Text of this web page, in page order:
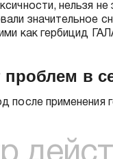
нельзя
значительное
как гербицид
проблем в
после